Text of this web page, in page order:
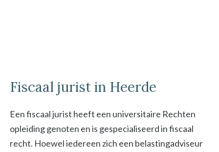
Fiscaal jurist in Heerde
Een fiscaal jurist heeft een universitaire Rechten
opleiding genoten en is gespecialiseerd in fiscaal
recht. Hoewel iedereen zich een belastingadviseur